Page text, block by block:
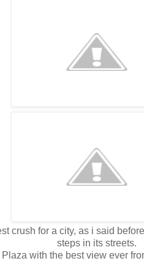
crush for a city, as i said
steps in its streets.
with the best view ever